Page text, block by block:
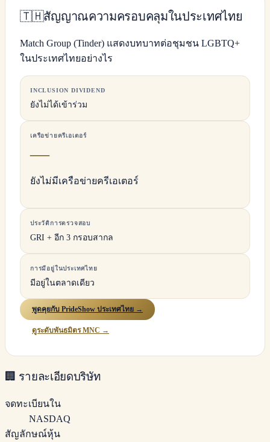
🇹🇭สัญญาณความครอบคลุมในประเทศไทย
Match Group (Tinder) แสดงบทบาทต่อชุมชน LGBTQ+
ในประเทศไทยอย่างไร
INCLUSION DIVIDEND
ยังไม่ได้เข้าร่วม
เครือข่ายครีเอเตอร์
—
ยังไม่มีเครือข่ายครีเอเตอร์
ประวัติการตรวจสอบ
GRI + อีก 3 กรอบสากล
การมีอยู่ในประเทศไทย
มีอยู่ในตลาดเดียว
พูดคุยกับ PrideShow ประเทศไทย →
ดูระดับพันธมิตร MNC →
🏢 รายละเอียดบริษัท
จดทะเบียนใน
NASDAQ
สัญลักษณ์หุ้น